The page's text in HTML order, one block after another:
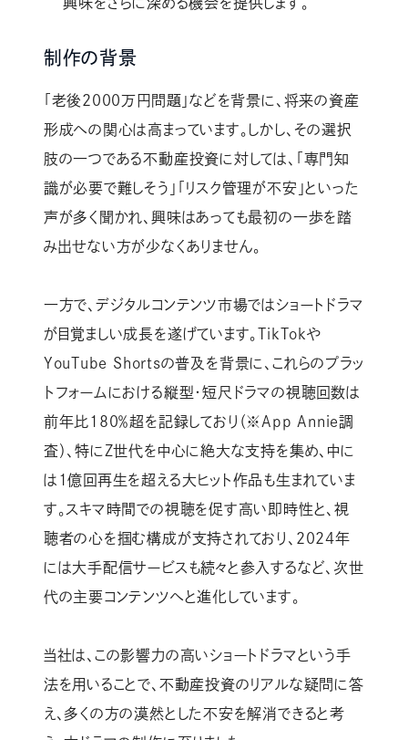
制作の背景
「老後2000万円問題」などを背景に、将来の資産
形成への関心は高まっています。しかし、その選択
肢の一つである不動産投資に対しては、「専門知
識が必要で難しそう」「リスク管理が不安」といった
声が多く聞かれ、興味はあっても最初の一歩を踏
み出せない方が少なくありません。
一方で、デジタルコンテンツ市場ではショートドラマ
が目覚ましい成長を遂げています。TikTokや
YouTube Shortsの普及を背景に、これらのプラッ
トフォームにおける縦型・短尺ドラマの視聴回数は
前年比180％超を記録しており（※App Annie調
査）、特にZ世代を中心に絶大な支持を集め、中に
は1億回再生を超える大ヒット作品も生まれていま
す。スキマ時間での視聴を促す高い即時性と、視
聴者の心を掴む構成が支持されており、2024年
には大手配信サービスも続々と参入するなど、次世
代の主要コンテンツへと進化しています。
当社は、この影響力の高いショートドラマという手
法を用いることで、不動産投資のリアルな疑問に答
え、多くの方の漠然とした不安を解消できると考